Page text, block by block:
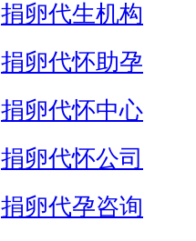
捐卵代生机构
捐卵代怀助孕
捐卵代怀中心
捐卵代怀公司
捐卵代孕咨询